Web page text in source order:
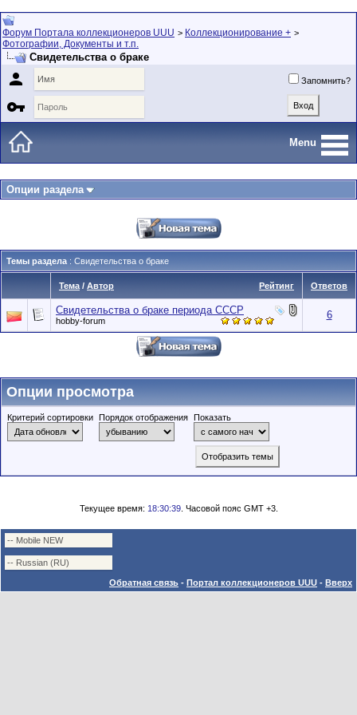
Форум Портала коллекционеров UUU > Коллекционирование + >
Фотографии, Документы и т.п.
Свидетельства о браке
 Запомнить?

Menu
Опции раздела
Темы раздела : Свидетельства о браке
Рейтинг
Тема / Автор Ответов
Свидетельства о браке периода СССР
hobby-forum 6
Опции просмотра
Критерий сортировки Порядок отображения Показать
Текущее время: 18:30:39. Часовой пояс GMT +3.
Обратная связь - Портал коллекционеров UUU - Вверх